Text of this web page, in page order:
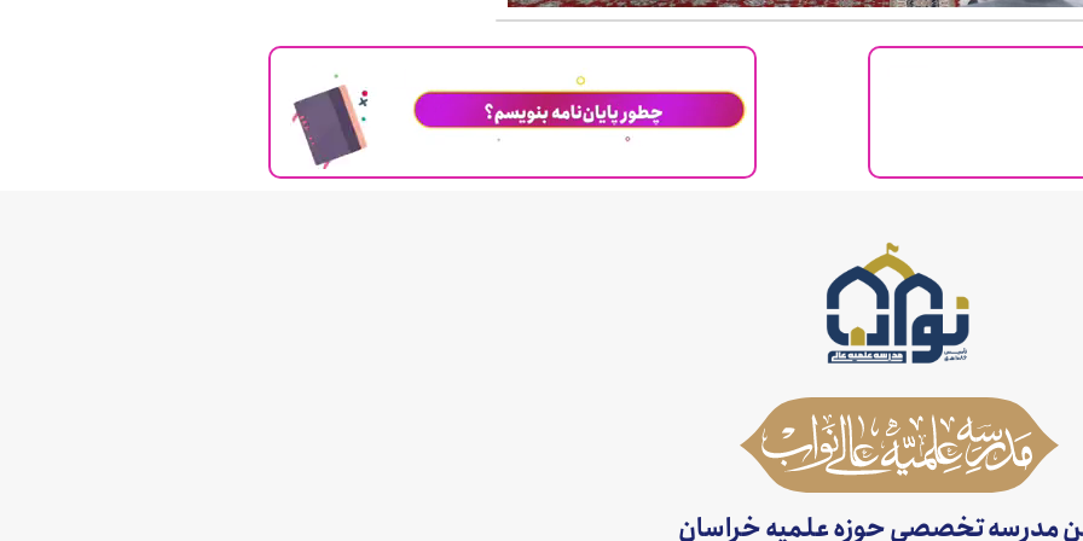
مدرسه تخصصی حوزه علمیه خراسان